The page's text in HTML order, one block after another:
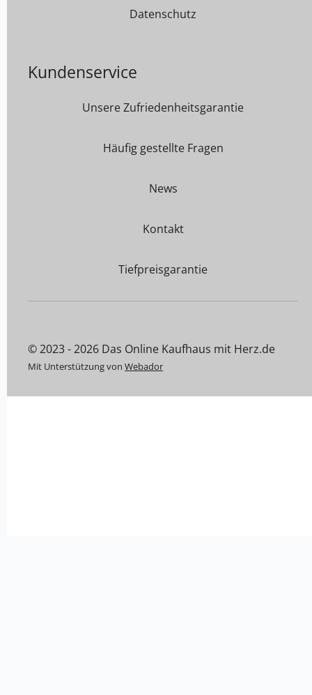
Datenschutz
Kundenservice
Unsere Zufriedenheitsgarantie
Häufig gestellte Fragen
News
Kontakt
Tiefpreisgarantie
© 2023 - 2026 Das Online Kaufhaus mit Herz.de
Mit Unterstützung von Webador